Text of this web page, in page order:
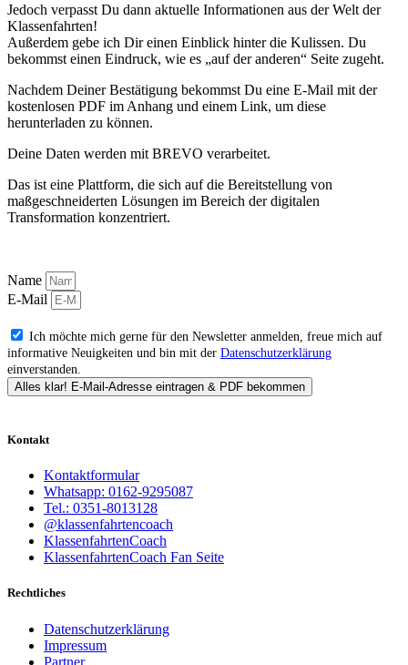
Jedoch verpasst Du dann aktuelle Informationen aus der Welt der
Klassenfahrten!
Außerdem gebe ich Dir einen Einblick hinter die Kulissen. Du
bekommst einen Eindruck, wie es „auf der anderen“ Seite zugeht.
Nachdem Deiner Bestätigung bekommst Du eine E-Mail mit der
kostenlosen PDF im Anhang und einem Link, um diese
herunterladen zu können.
Deine Daten werden mit BREVO verarbeitet.
Das ist eine Plattform, die sich auf die Bereitstellung von
maßgeschneiderten Lösungen im Bereich der digitalen
Transformation konzentriert.
Name
E-Mail
Ich möchte mich gerne für den Newsletter anmelden, freue mich auf
informative Neuigkeiten und bin mit der Datenschutzerklärung
einverstanden.
Alles klar! E-Mail-Adresse eintragen & PDF bekommen
Kontakt
Kontaktformular
Whatsapp: 0162-9295087
Tel.: 0351-8013128
@klassenfahrtencoach
KlassenfahrtenCoach
KlassenfahrtenCoach Fan Seite
Rechtliches
Datenschutzerklärung
Impressum
Partner